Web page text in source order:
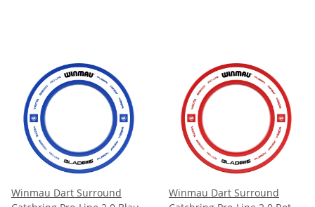
Winmau Dart Surround
Winmau Dart Surround